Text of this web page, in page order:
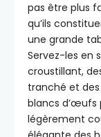
pas être plus
qu’ils
une grande
Servez-les en
croustillant,
tranché et des
blancs d’œufs
légèrement